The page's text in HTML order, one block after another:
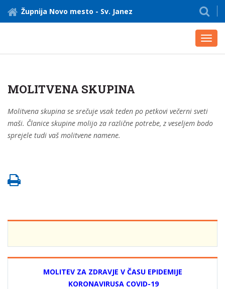
Župnija Novo mesto - Sv. Janez
MOLITVENA SKUPINA
Molitvena skupina se srečuje vsak teden po petkovi večerni sveti
maši. Članice skupine molijo za različne potrebe, z veseljem bodo
sprejele tudi vaš molitvene namene.
MOLITEV ZA ZDRAVJE V ČASU EPIDEMIJE
KORONAVIRUSA COVID-19